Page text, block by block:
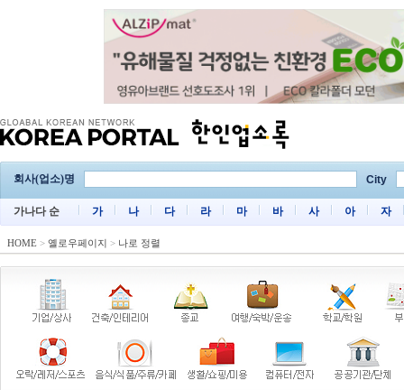
회사(업소)명 City
가나다 순 가 나 다 라 마 바 사 아 자
HOME > 옐로우페이지 > 나로 정렬